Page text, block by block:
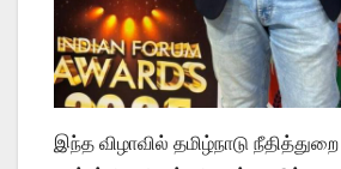
இந்த விழாவில் தமிழ்நாடு